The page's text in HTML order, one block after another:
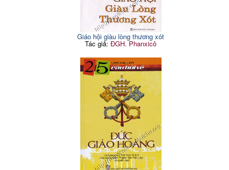
Giáo hội giàu lòng thương xót
Tác giả:ĐGH. Phanxicô